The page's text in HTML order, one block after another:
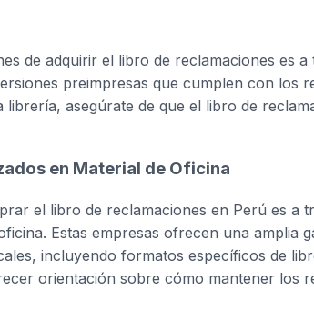
de adquirir el libro de reclamaciones es
preimpresas que cumplen con los
asegúrate de que el libro de
en Material de Oficina
el libro de reclamaciones en Perú es a
Estas empresas ofrecen una amplia
incluyendo formatos específicos de
orientación sobre cómo mantener los